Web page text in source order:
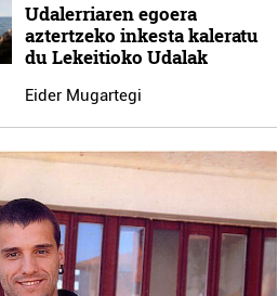
Udalerriaren egoera
aztertzeko inkesta kaleratu
du Lekeitioko Udalak
Eider Mugartegi